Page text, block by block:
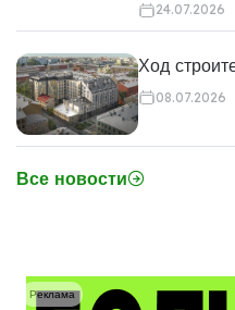
24.07.2026
Ход
08.07.2026
Все новости
Реклама